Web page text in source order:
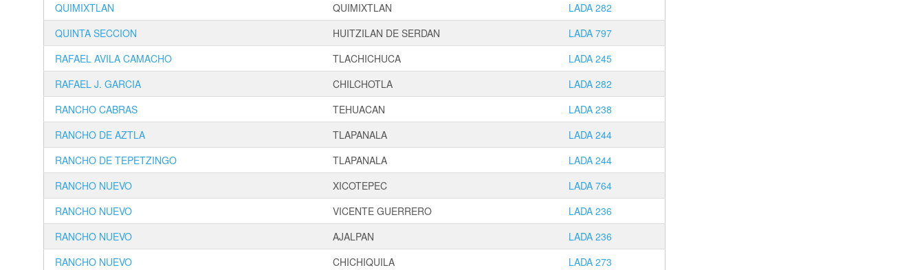
QUIMIXTLAN
QUIMIXTLAN
LADA 282
QUINTA SECCION
HUITZILAN DE SERDAN
LADA 797
RAFAEL AVILA CAMACHO
TLACHICHUCA
LADA 245
RAFAEL J. GARCIA
CHILCHOTLA
LADA 282
RANCHO CABRAS
TEHUACAN
LADA 238
RANCHO DE AZTLA
TLAPANALA
LADA 244
RANCHO DE TEPETZINGO
TLAPANALA
LADA 244
RANCHO NUEVO
XICOTEPEC
LADA 764
RANCHO NUEVO
VICENTE GUERRERO
LADA 236
RANCHO NUEVO
AJALPAN
LADA 236
RANCHO NUEVO
CHICHIQUILA
LADA 273